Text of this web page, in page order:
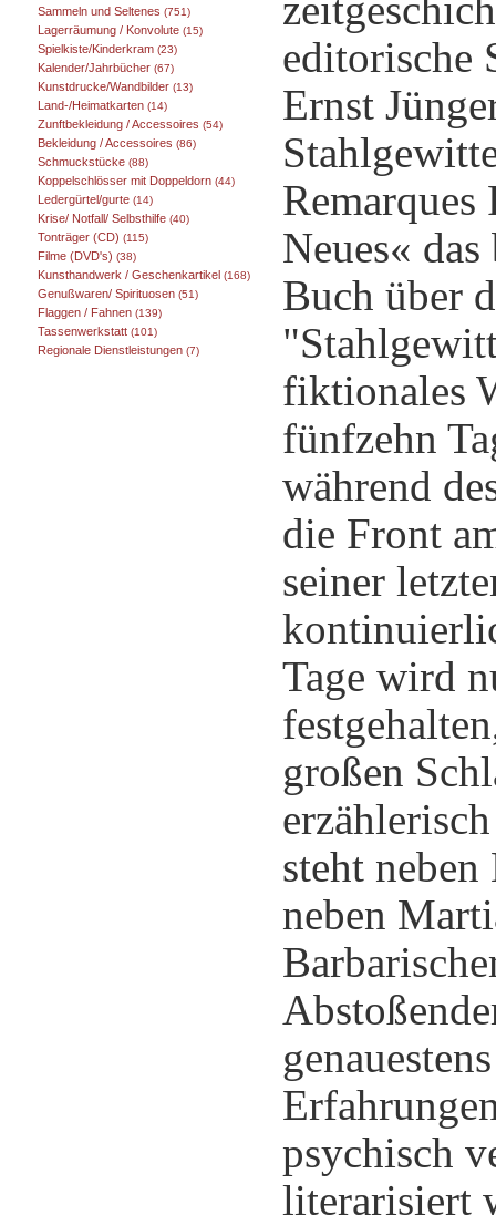
Sammeln und Seltenes (751)
Lagerräumung / Konvolute (15)
Spielkiste/Kinderkram (23)
Kalender/Jahrbücher (67)
Kunstdrucke/Wandbilder (13)
Land-/Heimatkarten (14)
Zunftbekleidung / Accessoires (54)
Bekleidung / Accessoires (86)
Schmuckstücke (88)
Koppelschlösser mit Doppeldorn (44)
Ledergürtel/gurte (14)
Krise/ Notfall/ Selbsthilfe (40)
Tonträger (CD) (115)
Filme (DVD's) (38)
Kunsthandwerk / Geschenkartikel (168)
Genußwaren/ Spirituosen (51)
Flaggen / Fahnen (139)
Tassenwerkstatt (101)
Regionale Dienstleistungen (7)
editorische
Ernst
Remarques
Neues«
Buch über
fiktionales
fünfzehn
während
die Front
seiner
Tage wird
großen
steht
neben
psychisch
literarisiert